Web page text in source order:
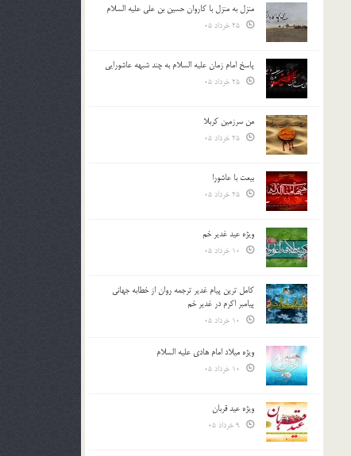
منزل به منزل با کاروان حسین بن علی علیه السلام
پاسخ امام زمان علیه السلام به چند شبهه عاشورایی
من سرزمین کربلا
بیعت با عاشورا
ویژه عید غدیر خم
کامل ترین پیام غدیر ترجمه روان از خطابه جهانی
پیامبر اکرم در غدیر خم
ویژه میلاد امام هادی علیه السلام
ویژه عید قربان